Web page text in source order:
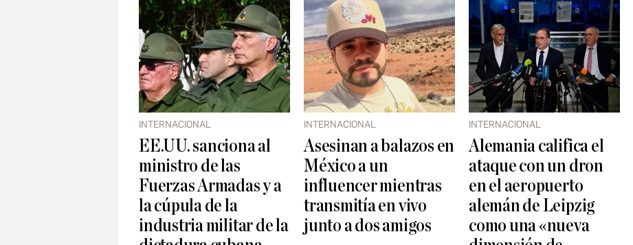
INTERNACIONAL
EE.UU. sanciona al
ministro de las
Fuerzas Armadas y a
la cúpula de la
industria militar de la
INTERNACIONAL
Asesinan a balazos en
México a un
influencer mientras
transmitía en vivo
junto a dos amigos
INTERNACIONAL
Alemania califica el
ataque con un dron
en el aeropuerto
alemán de Leipzig
como una «nueva